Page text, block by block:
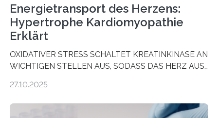
Energietransport des Herzens:
Hypertrophe Kardiomyopathie
Erklärt
OXIDATIVER STRESS SCHALTET KREATINKINASE AN
WICHTIGEN STELLEN AUS, SODASS DAS HERZ AUS
aus dem Deutschen Zentrum für Herzinsuffizienz
im Journal Circulation, warum der Energietransport bei
27.10.2025